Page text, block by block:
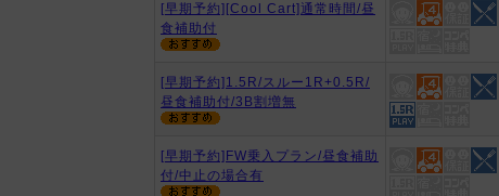
[早期予約][Cool Cart]通常時間/昼
食補助付
[早期予約]1.5R/スルー1R+0.5R/
昼食補助付/3B割増無
[早期予約]FW乗入プラン/昼食補助
付/中止の場合有